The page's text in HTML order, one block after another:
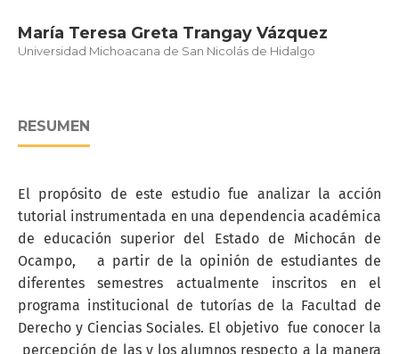
María Teresa Greta Trangay Vázquez
Universidad Michoacana de San Nicolás de Hidalgo
RESUMEN
El propósito de este estudio fue analizar la acción
tutorial instrumentada en una dependencia académica
de educación superior del Estado de Michocán de
Ocampo, a partir de la opinión de estudiantes de
diferentes semestres actualmente inscritos en el
programa institucional de tutorías de la Facultad de
Derecho y Ciencias Sociales. El objetivo fue conocer la
percepción de las y los alumnos respecto a la manera